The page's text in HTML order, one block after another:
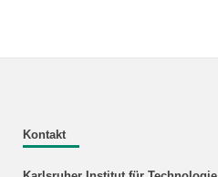
Kontakt